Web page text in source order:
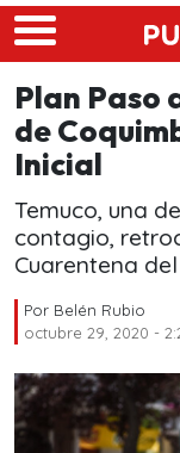
Skip to main content
Plan Paso
de
Inicial
Temuco, una
contagio,
Cuarentena
Por Belén Rubio
octubre 29, 2020 -